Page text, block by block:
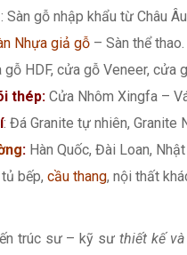
: Sàn gỗ nhập khẩu từ Châu
Nhựa giả gỗ – Sàn thể thao.
gỗ HDF, cửa gỗ Veneer, cửa
thép: Cửa Nhôm Xingfa –
: Đá Granite tự nhiên, Granite
: Hàn Quốc, Đài Loan,
tủ bếp, cầu thang, nội thất
trúc sư – kỹ sưthiết kế